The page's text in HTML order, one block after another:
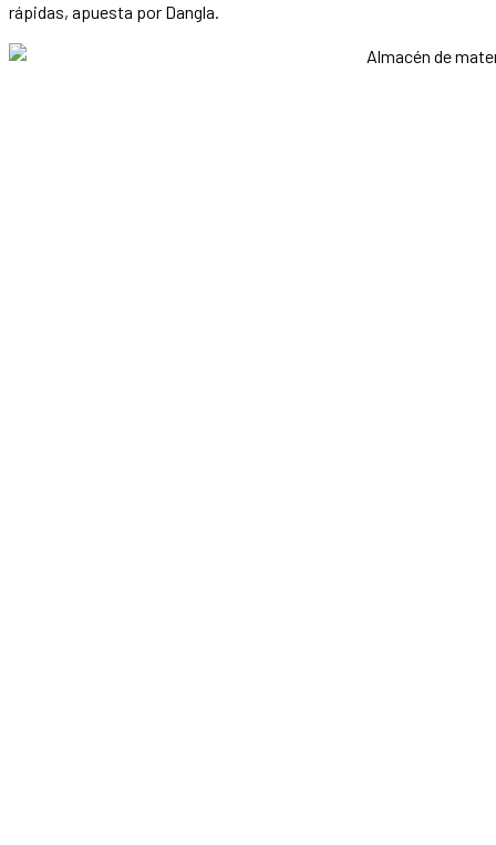
rápidas, apuesta por Dangla.